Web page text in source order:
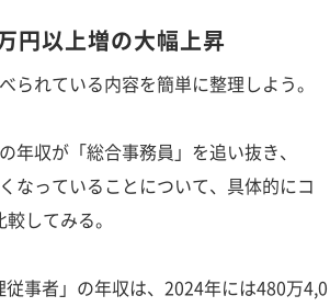
円以上増の大幅上昇
れている内容を簡単に整理しよう。
収が「総合事務員」を追い抜き、
なっていることについて、具体的にコ
してみる。
事者」の年収は、2024年には480万4,0